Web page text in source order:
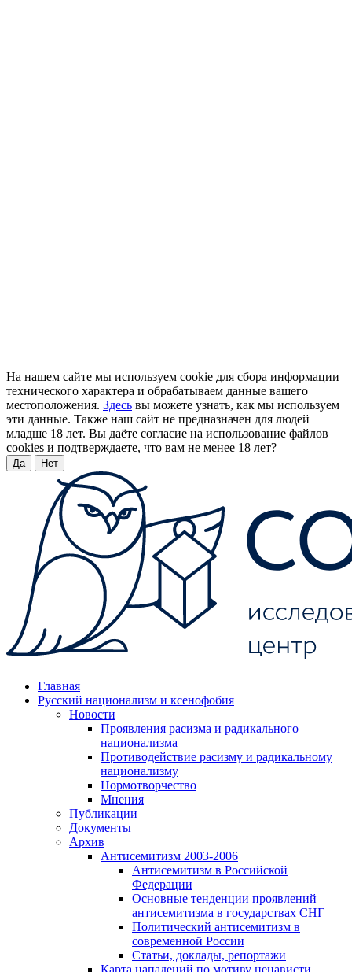
На нашем сайте мы используем cookie для сбора информации
технического характера и обрабатываем данные вашего
местоположения. Здесь вы можете узнать, как мы используем
эти данные. Также наш сайт не предназначен для людей
младше 18 лет. Вы даёте согласие на использование файлов
cookies и подтверждаете, что вам не менее 18 лет?
Да Нет
Главная
Русский национализм и ксенофобия
Новости
Проявления расизма и радикального
национализма
Противодействие расизму и радикальному
национализму
Нормотворчество
Мнения
Публикации
Документы
Архив
Антисемитизм 2003-2006
Антисемитизм в Российской
Федерации
Основные тенденции проявлений
антисемитизма в государствах СНГ
Политический антисемитизм в
современной России
Статьи, доклады, репортажи